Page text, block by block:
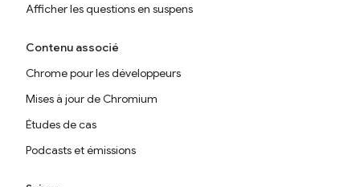
Afficher les questions en suspens
Contenu associé
Chrome pour les développeurs
Mises à jour de Chromium
Études de cas
Podcasts et émissions